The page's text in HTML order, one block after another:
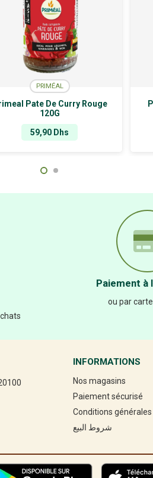
PRIMÉAL
Pate De Curry Rouge
120G
59,90 Dhs
Paiement à
ou par
INFORMATIONS
Nos magasins
Paiement sécurisé
Conditions générales
شروط البيع